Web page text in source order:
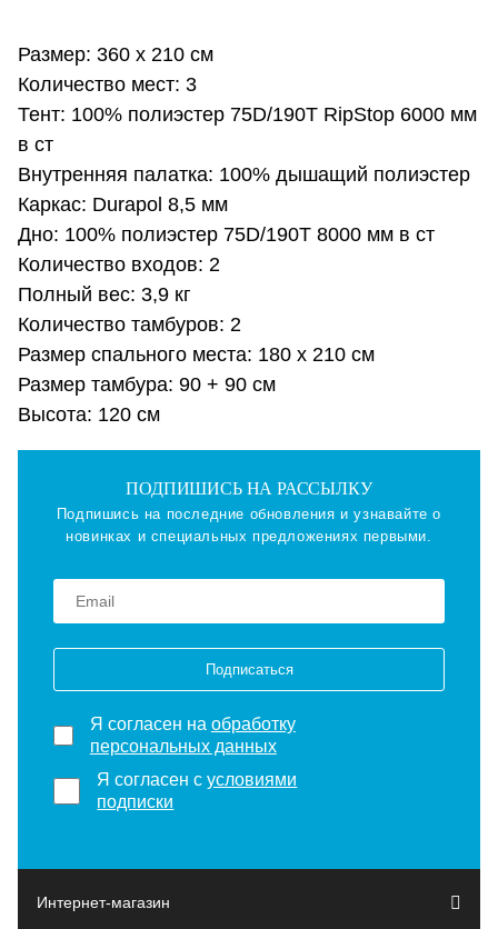
Размер: 360 х 210 см
Количество мест: 3
Тент: 100% полиэстер 75D/190T RipStop 6000 мм
в ст
Внутренняя палатка: 100% дышащий полиэстер
Каркас: Durapol 8,5 мм
Дно: 100% полиэстер 75D/190T 8000 мм в ст
Количество входов: 2
Полный вес: 3,9 кг
Количество тамбуров: 2
Размер спального места: 180 х 210 см
Размер тамбура: 90 + 90 см
Высота: 120 см
ПОДПИШИСЬ НА РАССЫЛКУ
Подпишись на последние обновления и узнавайте о
новинках и специальных предложениях первыми.
Подписаться
Я согласен на обработку
персональных данных
Я согласен сусловиями
подписки
Интернет-магазин